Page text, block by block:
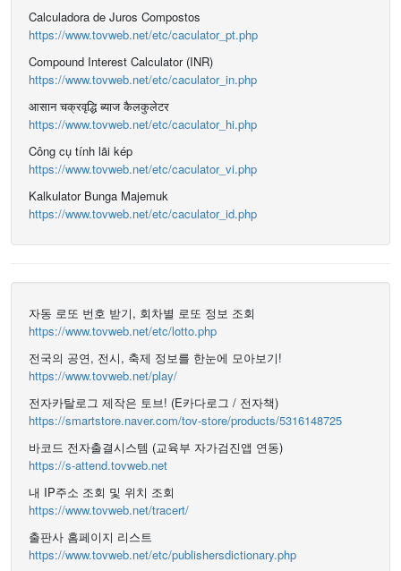
Calculadora de Juros Compostos
https://www.tovweb.net/etc/caculator_pt.php
Compound Interest Calculator (INR)
https://www.tovweb.net/etc/caculator_in.php
आसान चक्रवृद्धि ब्याज कैलकुलेटर
https://www.tovweb.net/etc/caculator_hi.php
Công cụ tính lãi kép
https://www.tovweb.net/etc/caculator_vi.php
Kalkulator Bunga Majemuk
https://www.tovweb.net/etc/caculator_id.php
자동 로또 번호 받기, 회차별 로또 정보 조회
https://www.tovweb.net/etc/lotto.php
전국의 공연, 전시, 축제 정보를 한눈에 모아보기!
https://www.tovweb.net/play/
전자카탈로그 제작은 토브! (E카다로그 / 전자책)
https://smartstore.naver.com/tov-store/products/5316148725
바코드 전자출결시스템 (교육부 자가검진앱 연동)
https://s-attend.tovweb.net
내 IP주소 조회 및 위치 조회
https://www.tovweb.net/tracert/
출판사 홈페이지 리스트
https://www.tovweb.net/etc/publishersdictionary.php